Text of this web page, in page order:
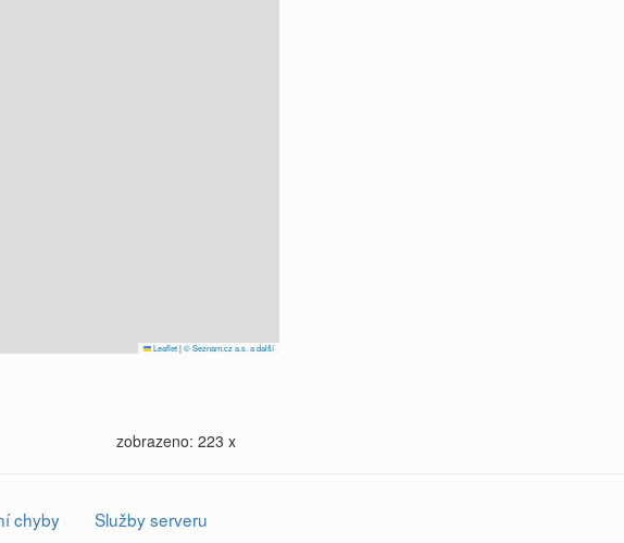
Leaflet|© Seznam.cz a.s. a další
zobrazeno: 223 x
chyby Služby serveru